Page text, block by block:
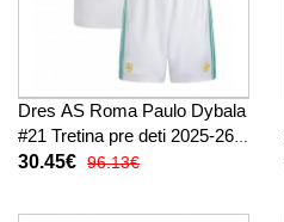
Dres AS Roma Paulo Dybala
#21 Tretina pre deti 2025-26
Krátky Rukáv (+ trenírky)
30.45€ 96.13€